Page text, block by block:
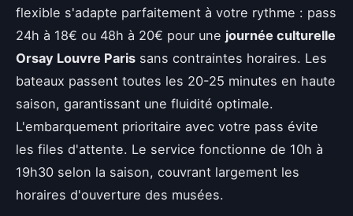
flexible s'adapte parfaitement à votre rythme : pass
24h à 18€ ou 48h à 20€ pour une journée culturelle
Orsay Louvre Paris sans contraintes horaires. Les
bateaux passent toutes les 20-25 minutes en haute
saison, garantissant une fluidité optimale.
L'embarquement prioritaire avec votre pass évite
les files d'attente. Le service fonctionne de 10h à
19h30 selon la saison, couvrant largement les
horaires d'ouverture des musées.